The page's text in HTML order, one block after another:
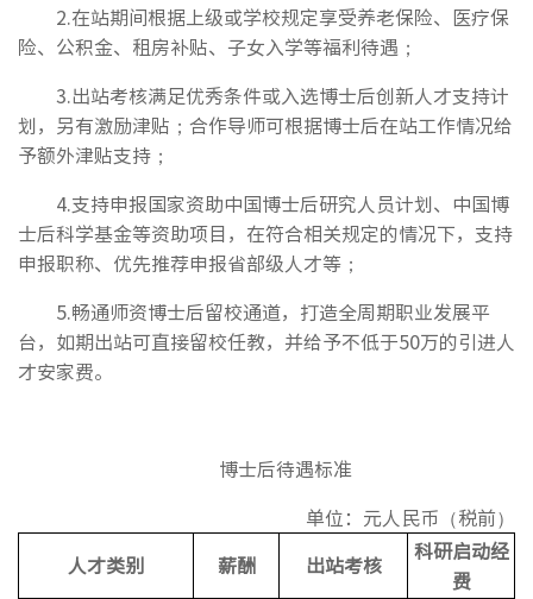
2.在站期间根据上级或学校规定享受养老保险、医疗保
险、公积金、租房补贴、子女入学等福利待遇；
3.出站考核满足优秀条件或入选博士后创新人才支持计
划，另有激励津贴；合作导师可根据博士后在站工作情况给
予额外津贴支持；
4.支持申报国家资助中国博士后研究人员计划、中国博
士后科学基金等资助项目，在符合相关规定的情况下，支持
申报职称、优先推荐申报省部级人才等；
5.畅通师资博士后留校通道，打造全周期职业发展平
台，如期出站可直接留校任教，并给予不低于50万的引进人
才安家费。
博士后待遇标准
单位：元人民币（税前）
人才类别
薪酬 出站考核
科研启动经
费